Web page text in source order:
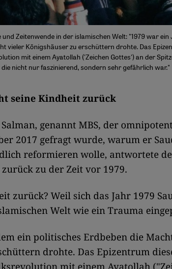
Zeitenwende in der islamischen Welt: "1979 war ein
vieler Königshäuser zu erschüttern drohte. Das
mit einem Ayatollah ('Zeichen Gottes') an der
die nicht nur faszinierend, sondern sehr gefährlich war."
seine Kindheit zurück
genannt MBS, der
2017 gefragt wurde, warum er
reformieren wolle, antwortete
zu der Zeit vor 1979.
zurück? Weil sich das Jahr 1979
Welt wie ein Trauma
ein politisches Erdbeben die
drohte. Das Epizentrum
mit einem Ayatollah